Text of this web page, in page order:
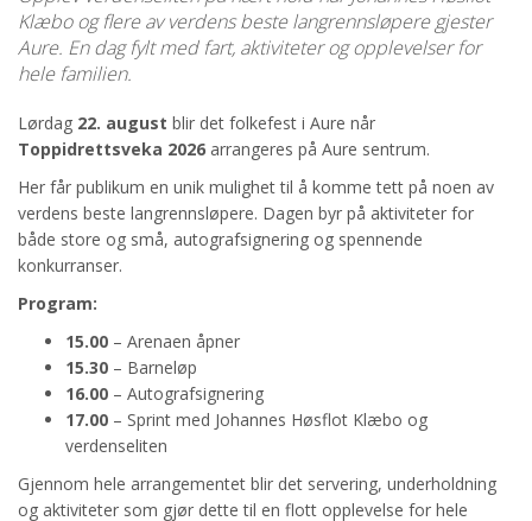
Klæbo og flere av verdens beste langrennsløpere gjester
Aure. En dag fylt med fart, aktiviteter og opplevelser for
hele familien.
Lørdag 22. august blir det folkefest i Aure når
Toppidrettsveka 2026 arrangeres på Aure sentrum.
Her får publikum en unik mulighet til å komme tett på noen av
verdens beste langrennsløpere. Dagen byr på aktiviteter for
både store og små, autografsignering og spennende
konkurranser.
Program:
15.00 – Arenaen åpner
15.30 – Barneløp
16.00 – Autografsignering
17.00 – Sprint med Johannes Høsflot Klæbo og
verdenseliten
Gjennom hele arrangementet blir det servering, underholdning
og aktiviteter som gjør dette til en flott opplevelse for hele